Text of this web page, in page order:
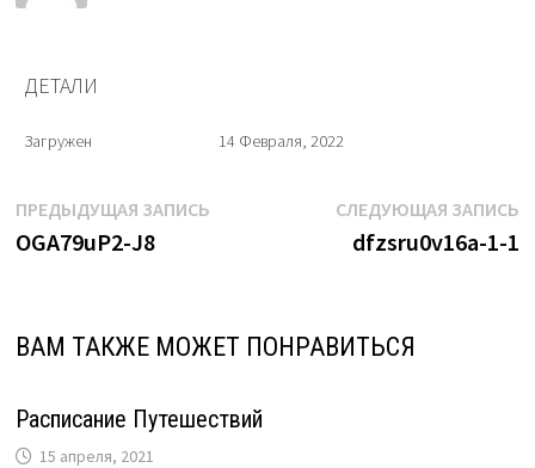
ДЕТАЛИ
Загружен 14 Февраля, 2022
Навигация
по
ПРЕДЫДУЩАЯ ЗАПИСЬПредыдущая
OGA79uP2-J8
СЛЕДУЮЩАЯ ЗАПИСЬ
dfzsru0v16a-1-1
ВАМ ТАКЖЕ МОЖЕТ ПОНРАВИТЬСЯ
Расписание Путешествий
15 апреля, 2021